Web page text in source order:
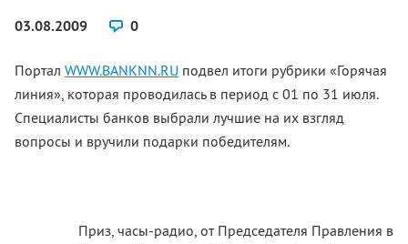
03.08.2009
0
Портал WWW.BANKNN.RU подвел итоги рубрики «Горячая
линия», которая проводилась в период с 01 по 31 июля.
Специалисты банков выбрали лучшие на их взгляд
вопросы и вручили подарки победителям.
Приз, часы-радио, от Председателя Правления в